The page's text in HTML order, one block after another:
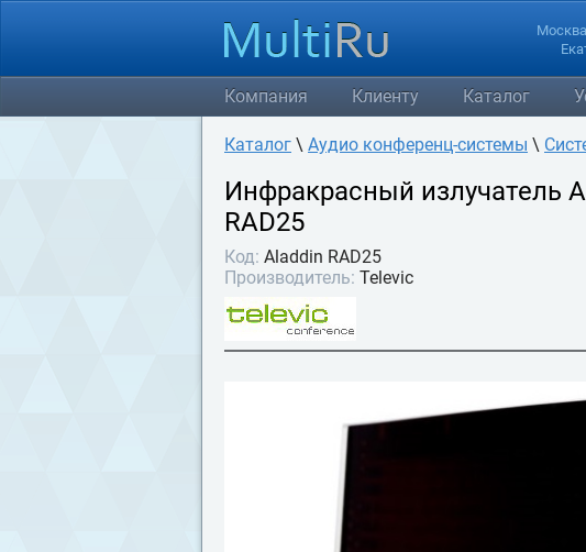
Компания Клиенту Каталог
Каталог \ Аудио конференц-системы \
Инфракрасный излучатель
RAD25
Код: Aladdin RAD25
Производитель: Televic